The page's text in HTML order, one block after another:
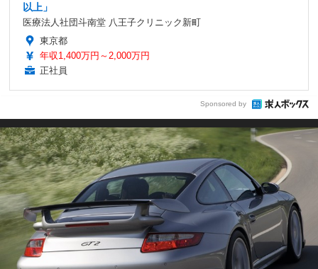
以上」
医療法人社団斗南堂 八王子クリニック新町
東京都
年収1,400万円～2,000万円
正社員
Sponsored by